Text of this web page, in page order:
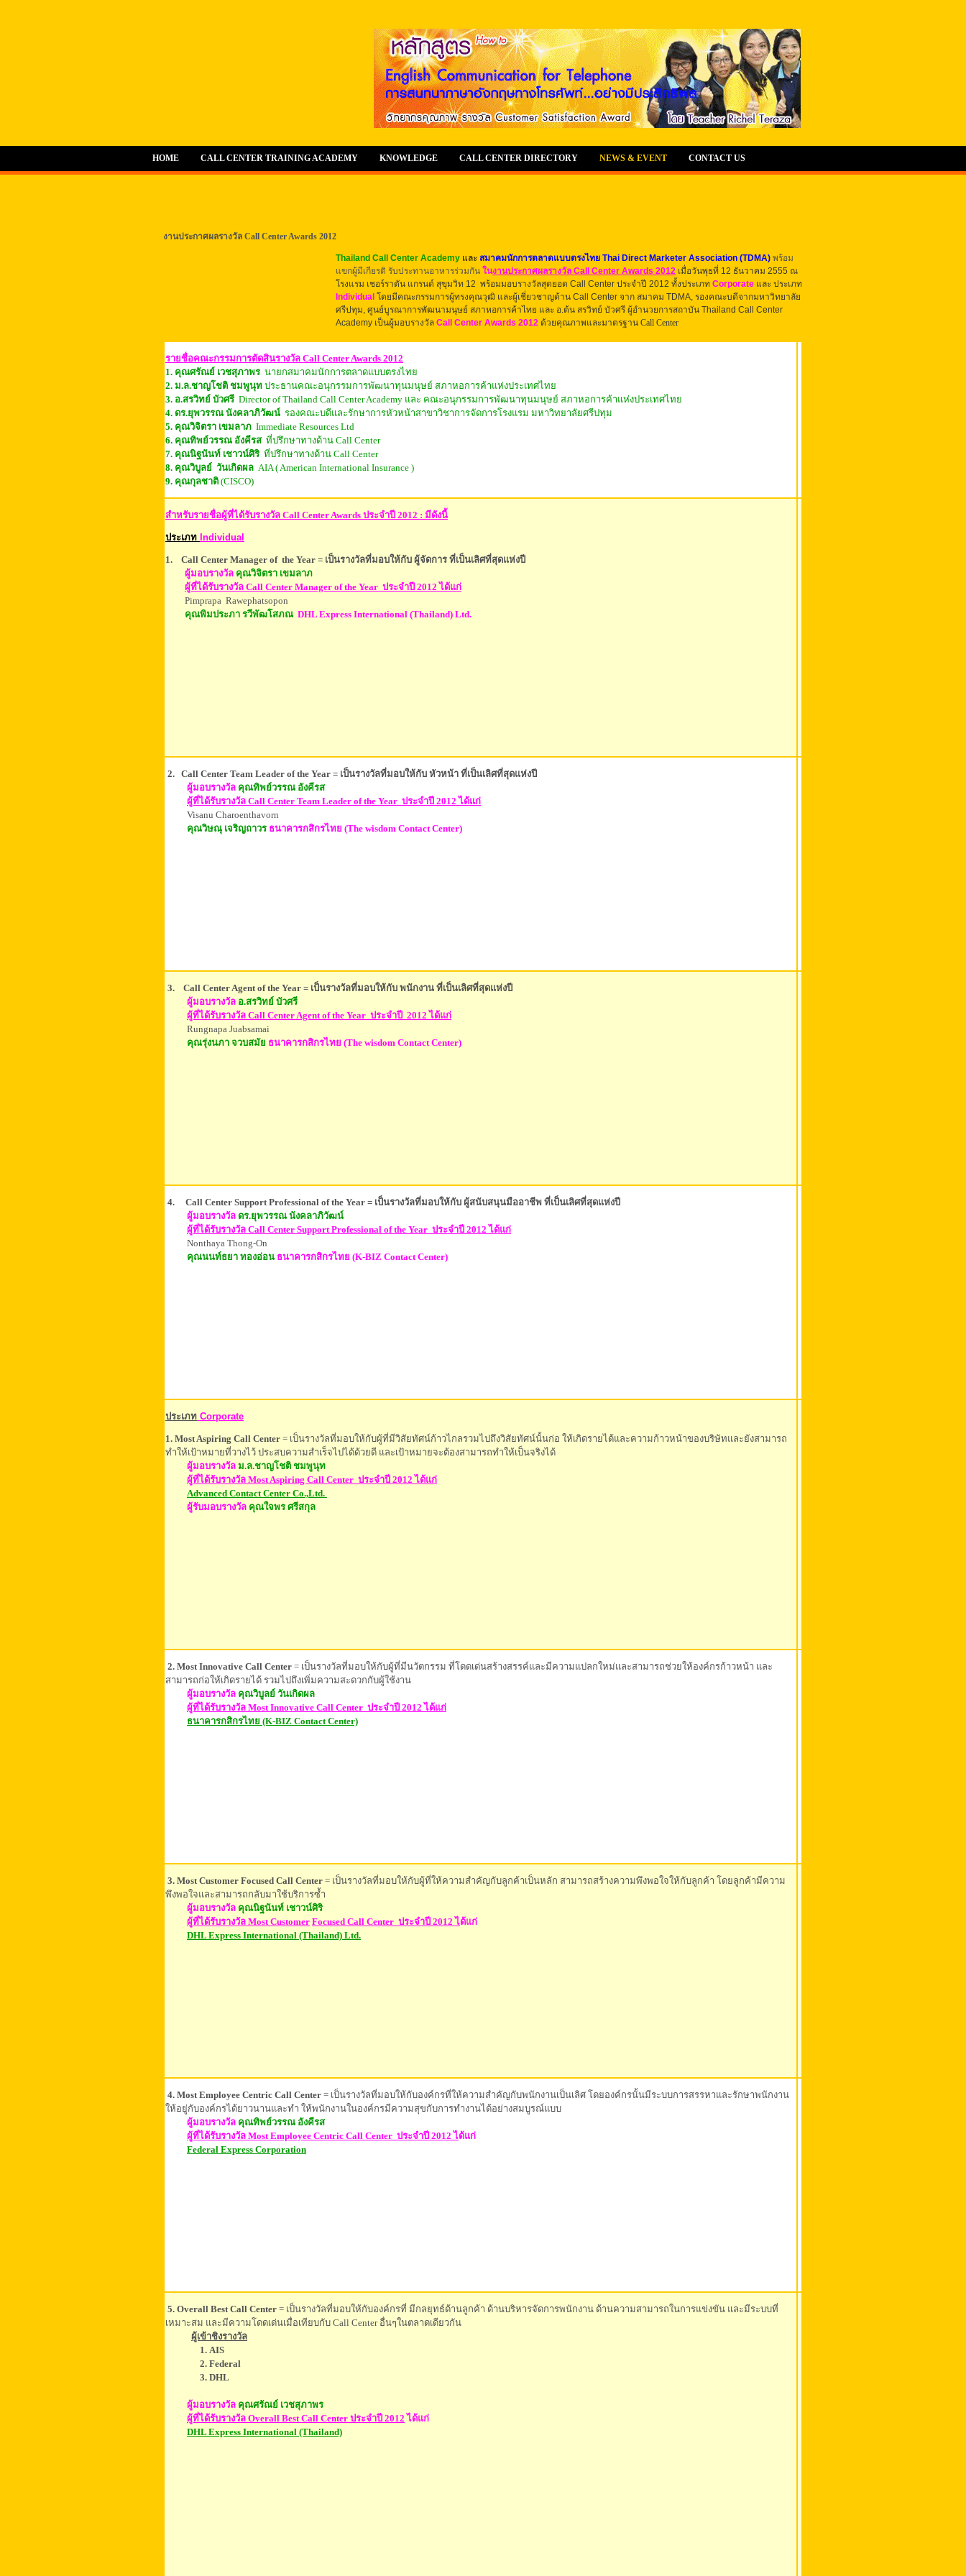
HOME CALL CENTER TRAINING ACADEMY KNOWLEDGE CALL CENTER DIRECTORY NEWS & EVENT CONTACT US
งานประกาศผลรางวัล Call Center Awards 2012
Thailand Call Center Academy และ สมาคมนักการตลาดแบบตรงไทย Thai Direct Marketer Association (TDMA) พร้อม
แขกผู้มีเกียรติ รับประทานอาหารร่วมกัน ในงานประกาศผลรางวัล Call Center Awards 2012 เมื่อวันพุธที่ 12 ธันวาคม 2555 ณ
โรงแรม เชอร์ราตัน แกรนด์ สุขุมวิท 12 พร้อมมอบรางวัลสุดยอด Call Center ประจำปี 2012 ทั้งประเภท Corporate และ ประเภท
Individual โดยมีคณะกรรมการผู้ทรงคุณวุฒิ และผู้เชี่ยวชาญด้าน Call Center จาก สมาคม TDMA, รองคณะบดีจากมหาวิทยาลัย
ศรีปทุม, ศูนย์บูรณาการพัฒนามนุษย์ สภาหอการค้าไทย และ อ.ต้น สรวิทย์ บัวศรี ผู้อำนวยการสถาบัน Thailand Call Center
Academy เป็นผู้มอบรางวัล Call Center Awards 2012 ด้วยคุณภาพและมาตรฐาน Call Center
รายชื่อคณะกรรมการตัดสินรางวัล Call Center Awards 2012
1. คุณศรัณย์ เวชสุภาพร นายกสมาคมนักการตลาดแบบตรงไทย
2. ม.ล.ชาญโชติ ชมพูนุท ประธานคณะอนุกรรมการพัฒนาทุนมนุษย์ สภาหอการค้าแห่งประเทศไทย
3. อ.สรวิทย์ บัวศรี Director of Thailand Call Center Academy และ คณะอนุกรรมการพัฒนาทุนมนุษย์ สภาหอการค้าแห่งประเทศไทย
4. ดร.ยุพวรรณ นังคลาภิวัฒน์ รองคณะบดีและรักษาการหัวหน้าสาขาวิชาการจัดการโรงแรม มหาวิทยาลัยศรีปทุม
5. คุณวิจิตรา เขมลาภ Immediate Resources Ltd
6. คุณทิพย์วรรณ อังคีรสที่ปรึกษาทางด้าน Call Center
7. คุณนิฐนันท์ เชาวน์ศิริ ที่ปรึกษาทางด้าน Call Center
8. คุณวิบูลย์ วันเกิดผล AIA ( American International Insurance )
9. คุณกุลชาติ (CISCO)
สำหรับรายชื่อผู้ที่ได้รับรางวัล Call Center Awards ประจำปี 2012 : มีดังนี้
ประเภท Individual
1. Call Center Manager of the Year = เป็นรางวัลที่มอบให้กับ ผู้จัดการ ที่เป็นเลิศที่สุดแห่งปี
ผู้มอบรางวัล คุณวิจิตรา เขมลาภ
ผู้ที่ได้รับรางวัล Call Center Manager of the Year ประจำปี 2012 ได้แก่
Pimprapa Rawephatsopon
คุณพิมประภา รวีพัฒโสภณ DHL Express International (Thailand) Ltd.
2. Call Center Team Leader of the Year = เป็นรางวัลที่มอบให้กับ หัวหน้า ที่เป็นเลิศที่สุดแห่งปี
ผู้มอบรางวัล คุณทิพย์วรรณ อังคีรส
ผู้ที่ได้รับรางวัล Call Center Team Leader of the Year ประจำปี 2012 ได้แก่
Visanu Charoenthavorn
คุณวิษณุ เจริญถาวร ธนาคารกสิกรไทย (The wisdom Contact Center)
3. Call Center Agent of the Year = เป็นรางวัลที่มอบให้กับ พนักงาน ที่เป็นเลิศที่สุดแห่งปี
ผู้มอบรางวัล อ.สรวิทย์ บัวศรี
ผู้ที่ได้รับรางวัล Call Center Agent of the Year ประจำปี 2012 ได้แก่
Rungnapa Juabsamai
คุณรุ่งนภา จวบสมัย ธนาคารกสิกรไทย (The wisdom Contact Center)
4. Call Center Support Professional of the Year = เป็นรางวัลที่มอบให้กับ ผู้สนับสนุนมืออาชีพ ที่เป็นเลิศที่สุดแห่งปี
ผู้มอบรางวัล ดร.ยุพวรรณ นังคลาภิวัฒน์
ผู้ที่ได้รับรางวัล Call Center Support Professional of the Year ประจำปี 2012 ได้แก่
Nonthaya Thong-On
คุณนนท์ธยา ทองอ่อน ธนาคารกสิกรไทย (K-BIZ Contact Center)
ประเภท Corporate
1. Most Aspiring Call Center = เป็นรางวัลที่มอบให้กับผู้ที่มีวิสัยทัศน์ก้าวไกลรวมไปถึงวิสัยทัศน์นั้นก่อ ให้เกิดรายได้และความก้าวหน้าของบริษัทและยังสามารถ
ทำให้เป้าหมายที่วางไว้ ประสบความสำเร็จไปได้ด้วยดี และเป้าหมายจะต้องสามารถทำให้เป็นจริงได้
ผู้มอบรางวัล ม.ล.ชาญโชติ ชมพูนุท
ผู้ที่ได้รับรางวัล Most Aspiring Call Center ประจำปี 2012 ได้แก่
Advanced Contact Center Co.,Ltd.
ผู้รับมอบรางวัล คุณใจพร ศรีสกุล
2. Most Innovative Call Center = เป็นรางวัลที่มอบให้กับผู้ที่มีนวัตกรรม ที่โดดเด่นสร้างสรรค์และมีความแปลกใหม่และสามารถช่วยให้องค์กรก้าวหน้า และ
สามารถก่อให้เกิดรายได้ รวมไปถึงเพิ่มความสะดวกกับผู้ใช้งาน
ผู้มอบรางวัล คุณวิบูลย์ วันเกิดผล
ผู้ที่ได้รับรางวัล Most Innovative Call Center ประจำปี 2012 ได้แก
ธนาคารกสิกรไทย (K-BIZ Contact Center)
3. Most Customer Focused Call Center = เป็นรางวัลที่มอบให้กับผู้ที่ให้ความสำคัญกับลูกค้าเป็นหลัก สามารถสร้างความพึงพอใจให้กับลูกค้า โดยลูกค้ามีความ
พึงพอใจและสามารถกลับมาใช้บริการซ้ำ
ผู้มอบรางวัล คุณนิฐนันท์ เชาวน์ศิริ
ผู้ที่ได้รับรางวัล Most Customer Focused Call Center ประจำปี 2012 ได้แก่
DHL Express International (Thailand) Ltd.
4. Most Employee Centric Call Center = เป็นรางวัลที่มอบให้กับองค์กรที่ให้ความสำคัญกับพนักงานเป็นเลิศ โดยองค์กรนั้นมีระบบการสรรหาและรักษาพนักงาน
ให้อยู่กับองค์กรได้ยาวนานและทำ ให้พนักงานในองค์กรมีความสุขกับการทำงานได้อย่างสมบูรณ์แบบ
ผู้มอบรางวัล คุณทิพย์วรรณ อังคีรส
ผู้ที่ได้รับรางวัล Most Employee Centric Call Center ประจำปี 2012 ได้แก่
Federal Express Corporation
5. Overall Best Call Center = เป็นรางวัลที่มอบให้กับองค์กรที่ มีกลยุทธ์ด้านลูกค้า ด้านบริหารจัดการพนักงาน ด้านความสามารถในการแข่งขัน และมีระบบที่
เหมาะสม และมีความโดดเด่นเมื่อเทียบกับ Call Center อื่นๆในตลาดเดียวกัน
ผู้เข้าชิงรางวัล
1. AIS
2. Federal
3. DHL
ผู้มอบรางวัล คุณศรัณย์ เวชสุภาพร
ผู้ที่ได้รับรางวัล Overall Best Call Center ประจำปี 2012 ได้แก่
DHL Express International (Thailand)